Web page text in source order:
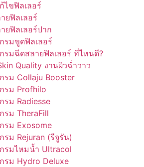
ไขฟิลเลอร์
ยฟิลเลอร์
ยฟิลเลอร์ปาก
รมขูดฟิลเลอร์
รมฉีดสลายฟิลเลอร์ ที่ไหนดี?
Quality งานผิวฉ่ำวาว
รม Collaju Booster
รม Profhilo
รม Radiesse
รม TheraFill
รม Exosome
รม Rejuran (รีจูรัน)
รมไหมน้ำ Ultracol
รม Hydro Deluxe